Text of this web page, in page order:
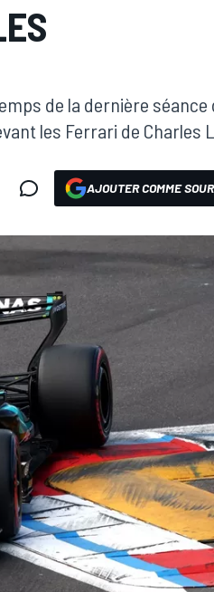
de la dernière séance
les Ferrari de Charles
AJOUTER COMME